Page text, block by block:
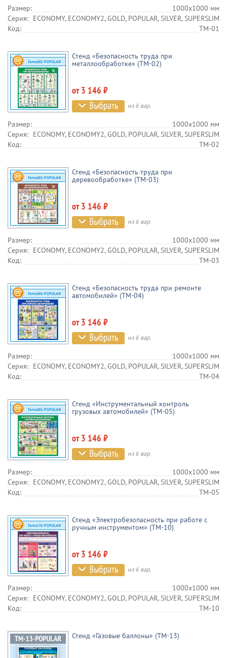
Размер:
1000х1000 мм
Серия: ECONOMY, ECONOMY2, GOLD, POPULAR, SILVER, SUPERSLIM
Код:
TM-01
Стенд «Безопасность труда при
металлообработке» (TM-02)
от 3 146 ₽
из 6 вар.
Размер:
1000х1000 мм
Серия: ECONOMY, ECONOMY2, GOLD, POPULAR, SILVER, SUPERSLIM
Код:
TM-02
Стенд «Безопасность труда при
деревообработке» (TM-03)
от 3 146 ₽
из 6 вар.
Размер:
1000х1000 мм
Серия: ECONOMY, ECONOMY2, GOLD, POPULAR, SILVER, SUPERSLIM
Код:
TM-03
Стенд «Безопасность труда при ремонте
автомобилей» (TM-04)
от 3 146 ₽
из 6 вар.
Размер:
1000х1000 мм
Серия: ECONOMY, ECONOMY2, GOLD, POPULAR, SILVER, SUPERSLIM
Код:
TM-04
Стенд «Инструментальный контроль
грузовых автомобилей» (TM-05)
от 3 146 ₽
из 6 вар.
Размер:
1000х1000 мм
Серия: ECONOMY, ECONOMY2, GOLD, POPULAR, SILVER, SUPERSLIM
Код:
TM-05
Стенд «Электробезопасность при работе с
ручным инструментом» (TM-10)
от 3 146 ₽
из 6 вар.
Размер:
1000х1000 мм
Серия: ECONOMY, ECONOMY2, GOLD, POPULAR, SILVER, SUPERSLIM
Код:
TM-10
Стенд «Газовые баллоны» (TM-13)